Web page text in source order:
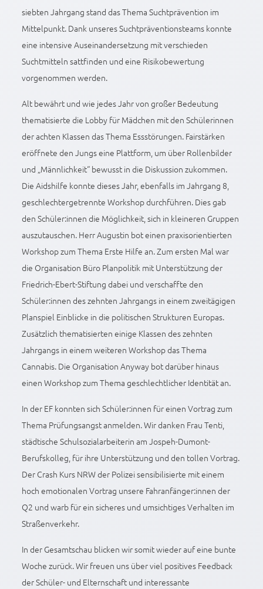
siebten Jahrgang stand das Thema Suchtprävention im
Mittelpunkt. Dank unseres Suchtpräventionsteams konnte
eine intensive Auseinandersetzung mit verschieden
Suchtmitteln sattfinden und eine Risikobewertung
vorgenommen werden.
Alt bewährt und wie jedes Jahr von großer Bedeutung
thematisierte die Lobby für Mädchen mit den Schülerinnen
der achten Klassen das Thema Essstörungen. Fairstärken
eröffnete den Jungs eine Plattform, um über Rollenbilder
und „Männlichkeit“ bewusst in die Diskussion zukommen.
Die Aidshilfe konnte dieses Jahr, ebenfalls im Jahrgang 8,
geschlechtergetrennte Workshop durchführen. Dies gab
den Schüler:innen die Möglichkeit, sich in kleineren Gruppen
auszutauschen. Herr Augustin bot einen praxisorientierten
Workshop zum Thema Erste Hilfe an. Zum ersten Mal war
die Organisation Büro Planpolitik mit Unterstützung der
Friedrich-Ebert-Stiftung dabei und verschaffte den
Schüler:innen des zehnten Jahrgangs in einem zweitägigen
Planspiel Einblicke in die politischen Strukturen Europas.
Zusätzlich thematisierten einige Klassen des zehnten
Jahrgangs in einem weiteren Workshop das Thema
Cannabis. Die Organisation Anyway bot darüber hinaus
einen Workshop zum Thema geschlechtlicher Identität an.
In der EF konnten sich Schüler:innen für einen Vortrag zum
Thema Prüfungsangst anmelden. Wir danken Frau Tenti,
städtische Schulsozialarbeiterin am Jospeh-Dumont-
Berufskolleg, für ihre Unterstützung und den tollen Vortrag.
Der Crash Kurs NRW der Polizei sensibilisierte mit einem
hoch emotionalen Vortrag unsere Fahranfänger:innen der
Q2 und warb für ein sicheres und umsichtiges Verhalten im
Straßenverkehr.
In der Gesamtschau blicken wir somit wieder auf eine bunte
Woche zurück. Wir freuen uns über viel positives Feedback
der Schüler- und Elternschaft und interessante